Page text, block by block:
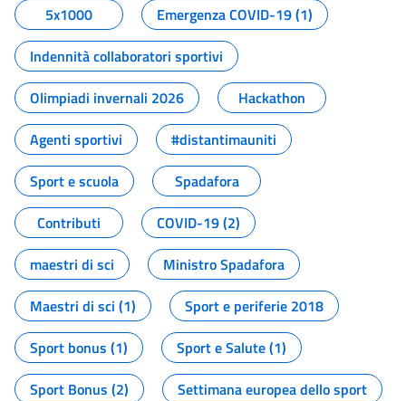
5x1000
Emergenza COVID-19 (1)
Indennità collaboratori sportivi
Olimpiadi invernali 2026
Hackathon
Agenti sportivi
#distantimauniti
Sport e scuola
Spadafora
Contributi
COVID-19 (2)
maestri di sci
Ministro Spadafora
Maestri di sci (1)
Sport e periferie 2018
Sport bonus (1)
Sport e Salute (1)
Sport Bonus (2)
Settimana europea dello sport